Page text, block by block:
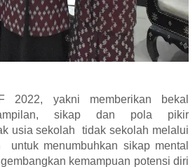
2022, yakni memberikan bekal
sikap dan pola pikir
usia sekolah
tidak sekolah melalui
untuk menumbuhkan sikap mental
kemampuan potensi diri